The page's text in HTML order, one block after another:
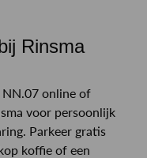
Rinsma
online of
voor persoonlijk
Parkeer gratis
koffie of een